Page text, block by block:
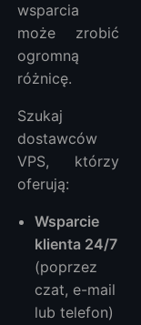
wsparcia
może zrobić
ogromną
różnicę.
Szukaj
dostawców
VPS, którzy
oferują:
Wsparcie
klienta 24/7
(poprzez
czat, e-mail
lub telefon)